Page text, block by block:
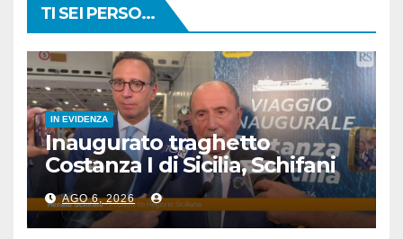
TI SEI PERSO...
IN EVIDENZA
Inaugurato traghetto
Costanza I di Sicilia, Schifani
“Mantenuto impegni presi”
AGO 6, 2026